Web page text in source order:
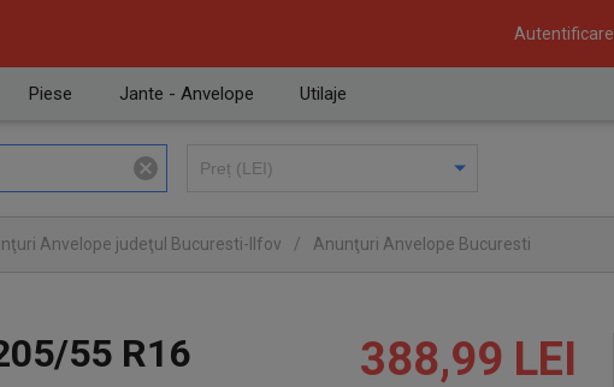
Autentificare
Piese Jante - Anvelope Utilaje
Anvelope judeţul Bucuresti-Ilfov / Anunţuri Anvelope Bucuresti
55 R16 388,99 LEI